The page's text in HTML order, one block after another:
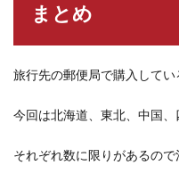
まとめ
旅行先の郵便局で購入して
今回は北海道、東北、中国、
それぞれ数に限りがあるので